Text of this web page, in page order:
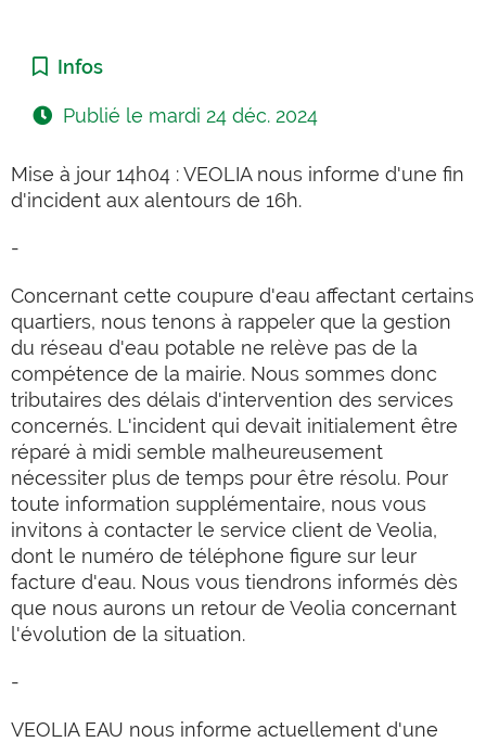
Catégorie :
Infos
Publié le mardi 24 déc. 2024
Mise à jour 14h04 : VEOLIA nous informe d'une fin
d'incident aux alentours de 16h.
-
Concernant cette coupure d'eau affectant certains
quartiers, nous tenons à rappeler que la gestion
du réseau d'eau potable ne relève pas de la
compétence de la mairie. Nous sommes donc
tributaires des délais d'intervention des services
concernés. L'incident qui devait initialement être
réparé à midi semble malheureusement
nécessiter plus de temps pour être résolu. Pour
toute information supplémentaire, nous vous
invitons à contacter le service client de Veolia,
dont le numéro de téléphone figure sur leur
facture d'eau. Nous vous tiendrons informés dès
que nous aurons un retour de Veolia concernant
l'évolution de la situation.
-
VEOLIA EAU nous informe actuellement d'une